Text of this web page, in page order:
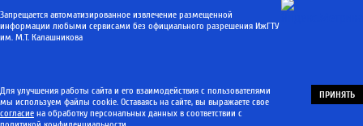
Запрещается автоматизированное извлечение размещенной
информации любыми сервисами без официального разрешения ИжГТУ
им. М.Т. Калашникова
Для улучшения работы сайта и его взаимодействия с пользователями
мы используем файлы cookie. Оставаясь на сайте, вы выражаете свое
согласие на обработку персональных данных в соответствии с
ПРИНЯТЬ